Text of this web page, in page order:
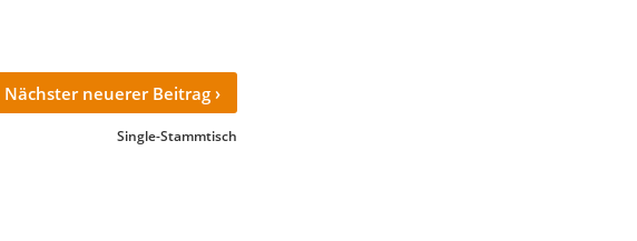
Nächster neuerer Beitrag›
Single-Stammtisch